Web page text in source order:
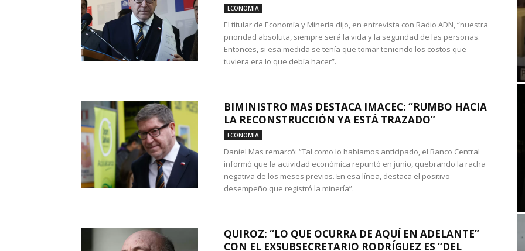
ECONOMÍA
El titular de Economía y Minería dijo, en entrevista con Radio ADN, “nuestra
prioridad absoluta, siempre será la vida y la seguridad de las personas.
Entonces, si esa medida se tenía que tomar teniendo los costos que
tuviera era lo que debía hacer”.
BIMINISTRO MAS DESTACA IMACEC: “RUMBO HACIA
LA RECONSTRUCCIÓN YA ESTÁ TRAZADO”
ECONOMÍA
Daniel Mas remarcó: “Tal como lo habíamos anticipado, el Banco Central
informó que la actividad económica repuntó en junio, quebrando la racha
negativa de los meses previos. En esa línea, destaca el positivo
desempeño que registró la minería”.
QUIROZ: “LO QUE OCURRA DE AQUÍ EN ADELANTE”
CON EL EXSUBSECRETARIO RODRÍGUEZ ES “DEL